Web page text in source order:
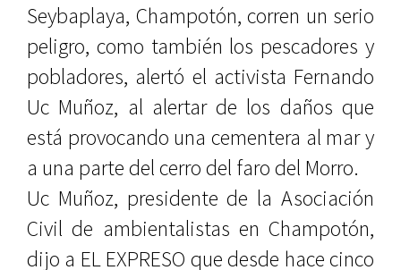
Seybaplaya, Champotón, corren un serio
peligro, como también los pescadores y
pobladores, alertó el activista Fernando
Uc Muñoz, al alertar de los daños que
está provocando una cementera al mar y
a una parte del cerro del faro del Morro.
Uc Muñoz, presidente de la Asociación
Civil de ambientalistas en Champotón,
dijo a EL EXPRESO que desde hace cinco